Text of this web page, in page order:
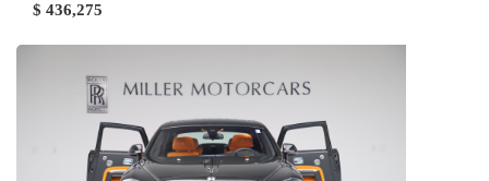
$ 436,275